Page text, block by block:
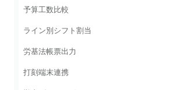
予算工数比較
ライン別シフト割当
労基法帳票出力
打刻端末連携